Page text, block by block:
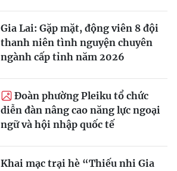
Gia Lai: Gặp mặt, động viên 8 đội
thanh niên tình nguyện chuyên
ngành cấp tỉnh năm 2026
Đoàn phường Pleiku tổ chức
diễn đàn nâng cao năng lực ngoại
ngữ và hội nhập quốc tế
Khai mạc trại hè “Thiếu nhi Gia